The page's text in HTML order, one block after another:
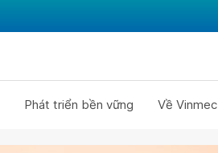
Phát triển bền vững Về Vinmec